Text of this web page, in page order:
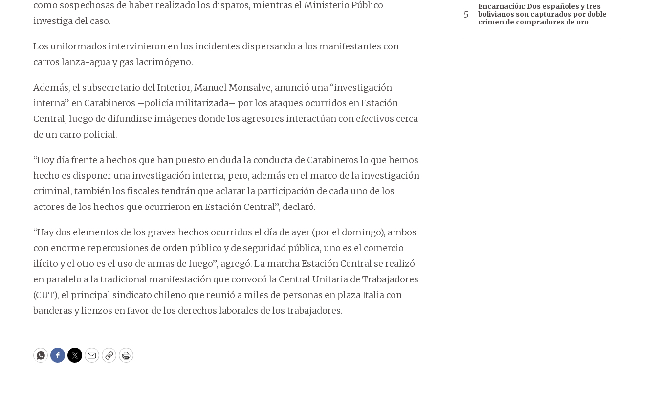
como sospechosas de haber realizado los disparos, mientras el Ministerio Público
investiga del caso.
Los uniformados intervinieron en los incidentes dispersando a los manifestantes con
carros lanza-agua y gas lacrimógeno.
Además, el subsecretario del Interior, Manuel Monsalve, anunció una “investigación
interna” en Carabineros –policía militarizada– por los ataques ocurridos en Estación
Central, luego de difundirse imágenes donde los agresores interactúan con efectivos cerca
de un carro policial.
“Hoy día frente a hechos que han puesto en duda la conducta de Carabineros lo que hemos
hecho es disponer una investigación interna, pero, además en el marco de la investigación
criminal, también los fiscales tendrán que aclarar la participación de cada uno de los
actores de los hechos que ocurrieron en Estación Central”, declaró.
“Hay dos elementos de los graves hechos ocurridos el día de ayer (por el domingo), ambos
con enorme repercusiones de orden público y de seguridad pública, uno es el comercio
ilícito y el otro es el uso de armas de fuego”, agregó. La marcha Estación Central se realizó
en paralelo a la tradicional manifestación que convocó la Central Unitaria de Trabajadores
(CUT), el principal sindicato chileno que reunió a miles de personas en plaza Italia con
banderas y lienzos en favor de los derechos laborales de los trabajadores.
WhatsApp
Facebook
Twitter
EmailCopyPrint
Encarnación: Dos españoles y tres
bolivianos son capturados por doble
crimen de compradores de oro